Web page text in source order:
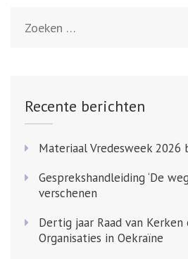
Recente berichten
Materiaal Vredesweek 2026
Gesprekshandleiding ‘De
verschenen
Dertig jaar Raad van Kerken
Organisaties in Oekraïne